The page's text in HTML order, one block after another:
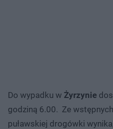
Do wypadku w Żyrzynie
godziną 6.00. Ze
puławskiej drogówki